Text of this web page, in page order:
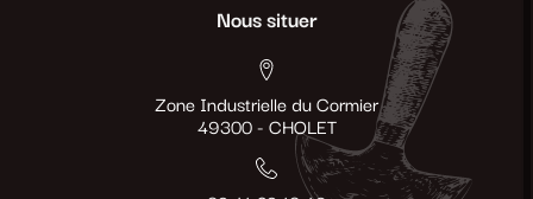
Nous situer
Zone Industrielle du Cormier
49300 - CHOLET